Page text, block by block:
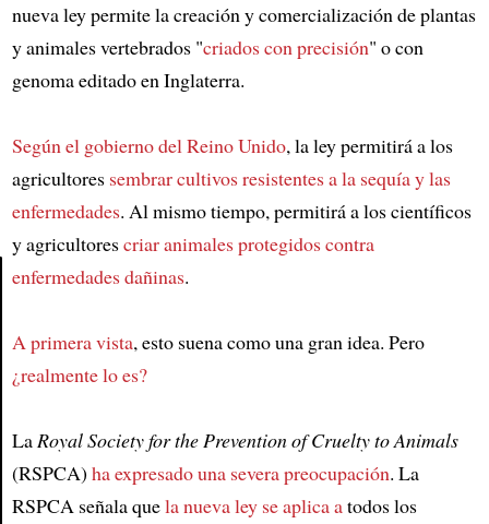
nueva ley permite la creación y comercialización de plantas
y animales vertebrados "criados con precisión" o con
genoma editado en Inglaterra.
Según el gobierno del Reino Unido, la ley permitirá a los
agricultores sembrar cultivos resistentes a la sequía y las
enfermedades. Al mismo tiempo, permitirá a los científicos
y agricultorescriar animales protegidos contra
enfermedades dañinas.
A primera vista, esto suena como una gran idea. Pero
¿realmente lo es?
LaRoyal Society for the Prevention of Cruelty to Animals
(RSPCA) ha expresado una severa preocupación. La
RSPCA señala quela nueva ley se aplica atodos los